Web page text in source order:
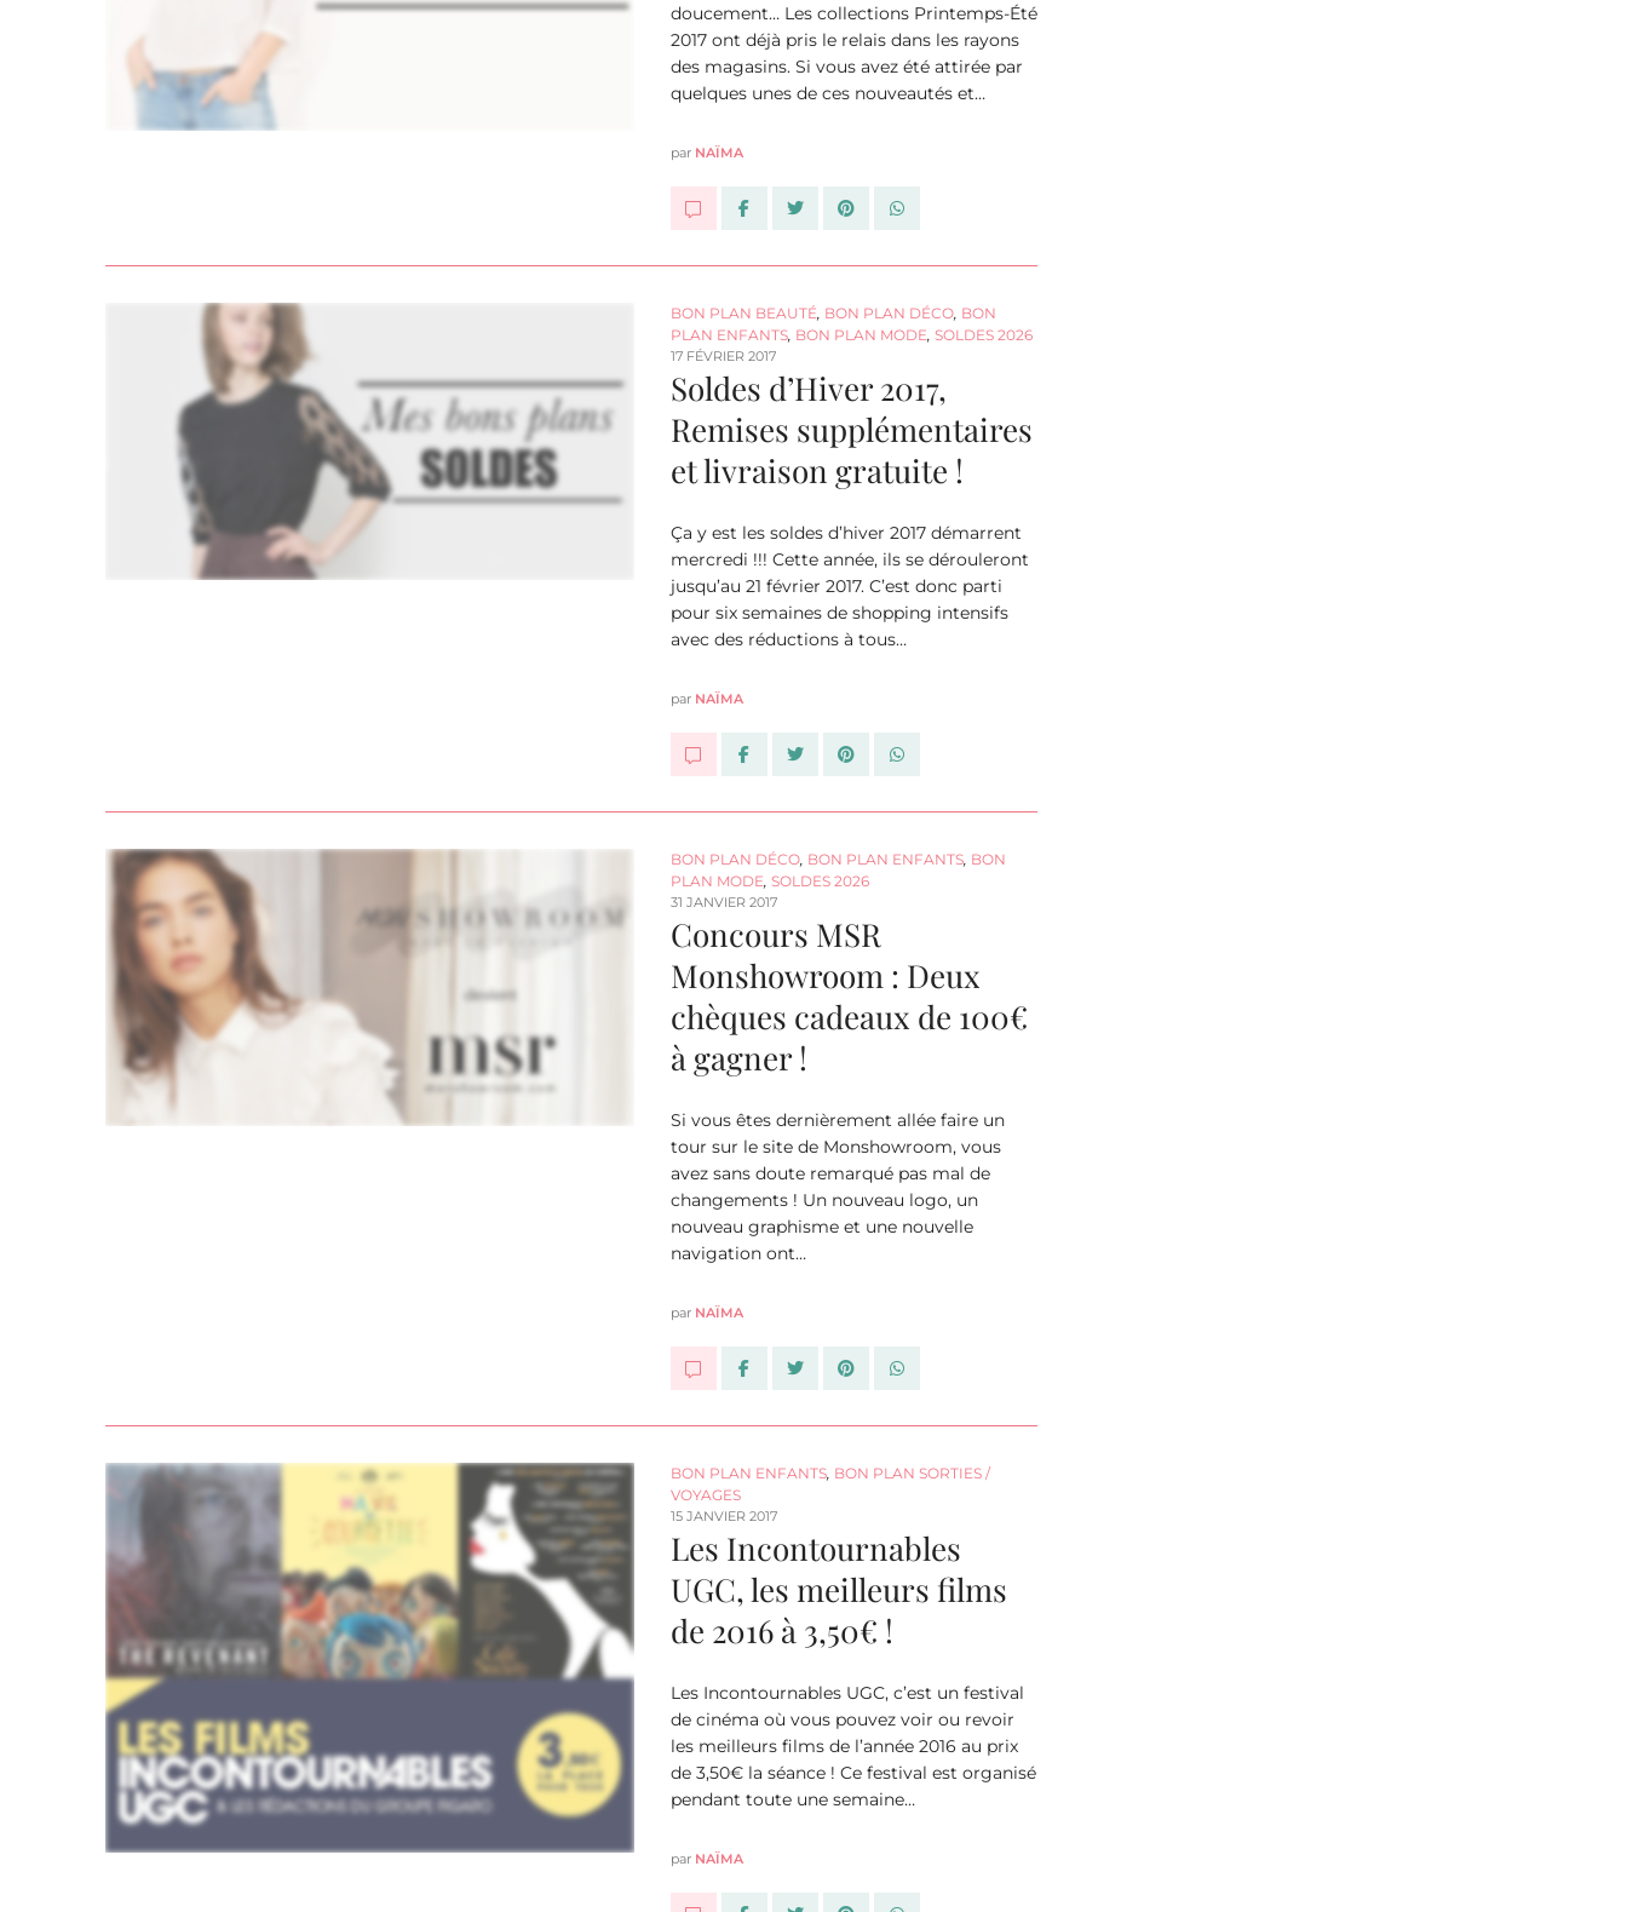
doucement… Les collections Printemps-Été
2017 ont déjà pris le relais dans les rayons
des magasins. Si vous avez été attirée par
quelques unes de ces nouveautés et…
par NAÏMA
BON PLAN BEAUTÉ, BON PLAN DÉCO, BON
PLAN ENFANTS, BON PLAN MODE, SOLDES 2026
17 FÉVRIER 2017
Soldes d’Hiver 2017,
Remises supplémentaires
et livraison gratuite !
Ça y est les soldes d’hiver 2017 démarrent
mercredi !!! Cette année, ils se dérouleront
jusqu’au 21 février 2017. C’est donc parti
pour six semaines de shopping intensifs
avec des réductions à tous…
par NAÏMA
BON PLAN DÉCO, BON PLAN ENFANTS, BON
PLAN MODE, SOLDES 2026
31 JANVIER 2017
Concours MSR
Monshowroom : Deux
chèques cadeaux de 100€
à gagner !
Si vous êtes dernièrement allée faire un
tour sur le site de Monshowroom, vous
avez sans doute remarqué pas mal de
changements ! Un nouveau logo, un
nouveau graphisme et une nouvelle
navigation ont…
par NAÏMA
BON PLAN ENFANTS, BON PLAN SORTIES /
VOYAGES
15 JANVIER 2017
Les Incontournables
UGC, les meilleurs films
de 2016 à 3,50€ !
Les Incontournables UGC, c’est un festival
de cinéma où vous pouvez voir ou revoir
les meilleurs films de l’année 2016 au prix
de 3,50€ la séance ! Ce festival est organisé
pendant toute une semaine…
par NAÏMA